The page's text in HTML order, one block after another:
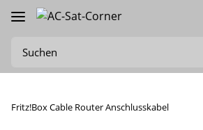
Fritz!Box Cable Router Anschlusskabel